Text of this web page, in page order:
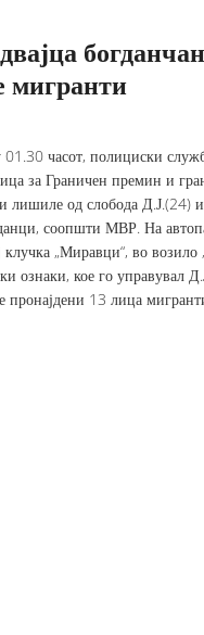
мигранти
часот, полициски
за Граничен премин и
лишиле од слобода Д.Ј.(24)
соопшти МВР. На
клучка „Миравци“, во возило
ознаки, кое го управувал
пронајдени 13 лица